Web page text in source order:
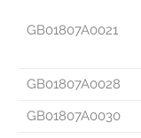
GB01807A0021
GB01807A0028
GB01807A0030